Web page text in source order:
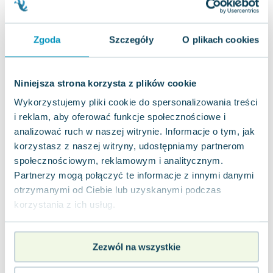
Zgoda Szczegóły O plikach cookies
Niniejsza strona korzysta z plików cookie
Wykorzystujemy pliki cookie do spersonalizowania treści
i reklam, aby oferować funkcje społecznościowe i
analizować ruch w naszej witrynie. Informacje o tym, jak
korzystasz z naszej witryny, udostępniamy partnerom
społecznościowym, reklamowym i analitycznym.
Partnerzy mogą połączyć te informacje z innymi danymi
otrzymanymi od Ciebie lub uzyskanymi podczas
korzystania z ich usług.
Zezwól na wszystkie
Joseph Murphy
Jan Sztaudynger
Aleksander Puszkin
Oscar Wilde
Maddie Ziegler
Leszek Czarnecki
Joanna Racewicz
Maria Seweryn
Janina Zającówna
Eric Helms
Anna Prus (oprac.)
Nela Mała Reporterka
Barbara Wrzesińska
Virginia Woolf